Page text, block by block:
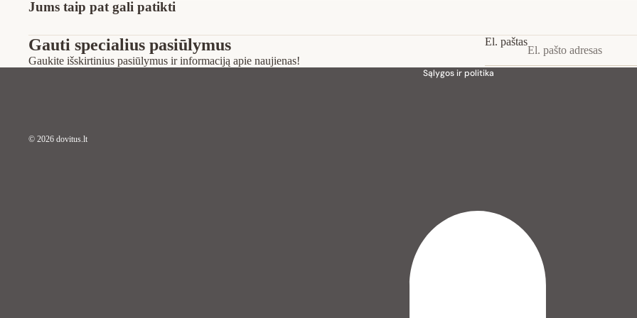
Jums taip pat gali patikti
Gauti specialius pasiūlymus
Gaukite išskirtinius pasiūlymus ir informaciją apie naujienas!
El. paštas
© 2026 dovitus.lt
Sąlygos ir politika
Teisinis pranešimas